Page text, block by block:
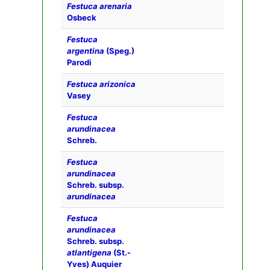
Festuca arenaria
Osbeck
Festuca
argentina (Speg.)
Parodi
Festuca arizonica
Vasey
Festuca
arundinacea
Schreb.
Festuca
arundinacea
Schreb. subsp.
arundinacea
Festuca
arundinacea
Schreb. subsp.
atlantigena (St.-
Yves) Auquier